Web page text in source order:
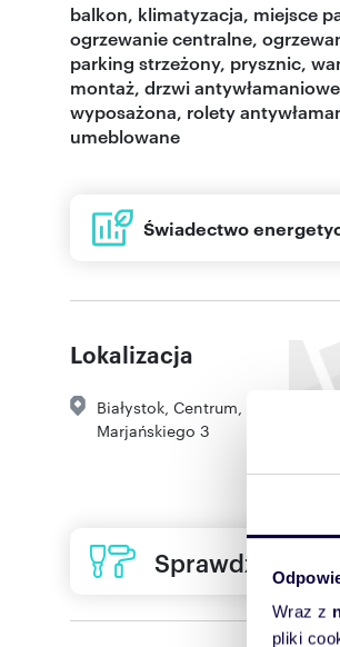
Wraz z
pliki
balkon, klimatyzacja, miejsce
ogrzewanie centralne,
parking strzeżony, prysznic,
montaż, drzwi
wyposażona, rolety
umeblowane
Świadectwo
Nieodnaw. energia
pierwotna
Lokalizacja
Białystok, Centrum,
Marjańskiego 3
Sprawdź ofertę